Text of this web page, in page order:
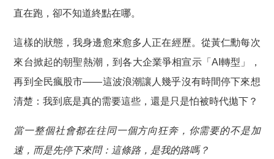
直在跑，卻不知道終點在哪。
這樣的狀態，我身邊愈來愈多人正在經歷。從黃仁勳每次
來台掀起的朝聖熱潮，到各大企業爭相宣示「AI轉型」，
再到全民瘋股市——這波浪潮讓人幾乎沒有時間停下來想
清楚：我到底是真的需要這些，還是只是怕被時代拋下？
當一整個社會都在往同一個方向狂奔，你需要的不是加
速，而是先停下來問：這條路，是我的路嗎？